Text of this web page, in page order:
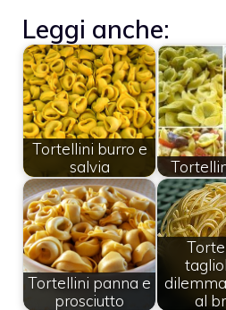
Leggi anche:
Tortellini burro e
salvia
Tortellini panna e
prosciutto
al